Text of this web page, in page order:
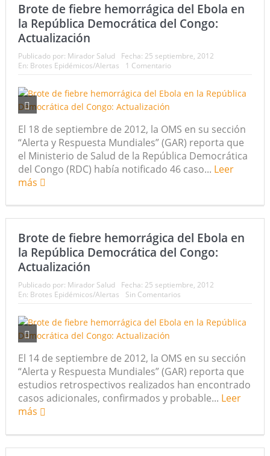
Brote de fiebre hemorrágica del Ebola en
la República Democrática del Congo:
Actualización
Publicado por: Mirador Salud Fecha: 25 septiembre, 2012
En: Brotes Epidémicos/Alertas 1 Comentario
El 18 de septiembre de 2012, la OMS en su sección
“Alerta y Respuesta Mundiales” (GAR) reporta que
el Ministerio de Salud de la República Democrática
del Congo (RDC) había notificado 46 caso... Leer
más
Brote de fiebre hemorrágica del Ebola en
la República Democrática del Congo:
Actualización
Publicado por: Mirador Salud Fecha: 25 septiembre, 2012
En: Brotes Epidémicos/Alertas Sin Comentarios
El 14 de septiembre de 2012, la OMS en su sección
“Alerta y Respuesta Mundiales” (GAR) reporta que
estudios retrospectivos realizados han encontrado
casos adicionales, confirmados y probable... Leer
más